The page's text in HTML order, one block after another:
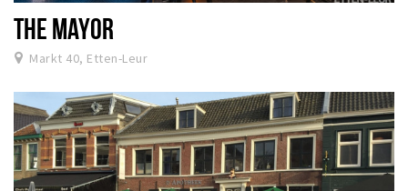
THE MAYOR
Markt 40, Etten-Leur